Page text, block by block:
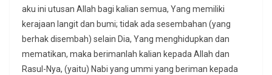
aku ini utusan Allah bagi kalian semua, Yang memiliki
kerajaan langit dan bumi; tidak ada sesembahan (yang
berhak disembah) selain Dia, Yang menghidupkan dan
mematikan, maka berimanlah kalian kepada Allah dan
Rasul-Nya, (yaitu) Nabi yang ummi yang beriman kepada